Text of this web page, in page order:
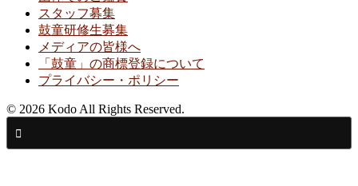
スタッフ募集
鼓童研修生募集
メディアの皆様へ
「鼓童」の商標登録について
プライバシー・ポリシー
© 2026 Kodo All Rights Reserved.